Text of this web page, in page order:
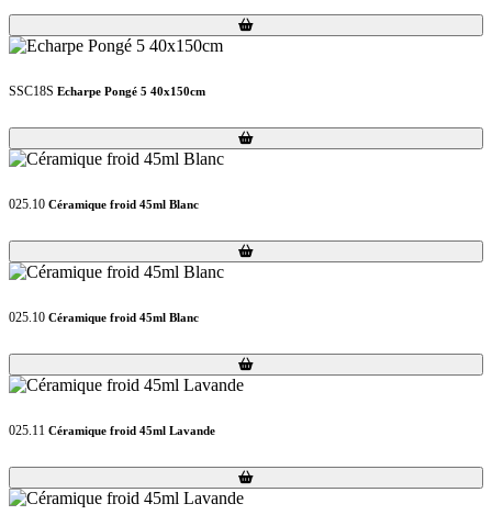
Loading...
Loading...
SSC18S Echarpe Pongé 5 40x150cm
Loading...
Loading...
025.10 Céramique froid 45ml Blanc
Loading...
Loading...
025.10 Céramique froid 45ml Blanc
Loading...
Loading...
025.11 Céramique froid 45ml Lavande
Loading...
Loading...